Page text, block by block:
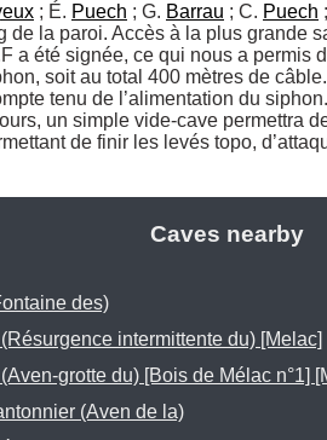
; É. Puech ; G. Barrau ; C. Puech
de la paroi. Accès à la plus grande
a été signée, ce qui nous a permis
soit au total 400 mètres de
tenu de l’alimentation du siphon.
un simple vide-cave permettra
de finir les levés topo,
Caves nearby
des)
intermittente du) [Melac]
grotte du) [Bois de Mélac n°1]
(Aven de la)